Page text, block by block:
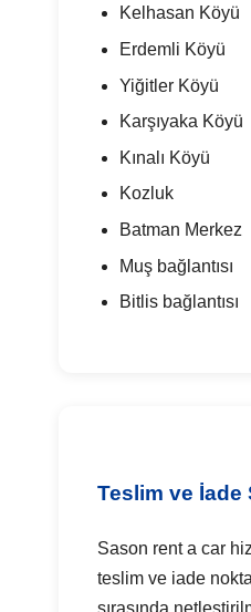
Kelhasan Köyü
Erdemli Köyü
Yiğitler Köyü
Karşıyaka Köyü
Kınalı Köyü
Kozluk
Batman Merkez
Muş bağlantısı
Bitlis bağlantısı
Teslim ve İade
Sason rent a car
teslim ve iade